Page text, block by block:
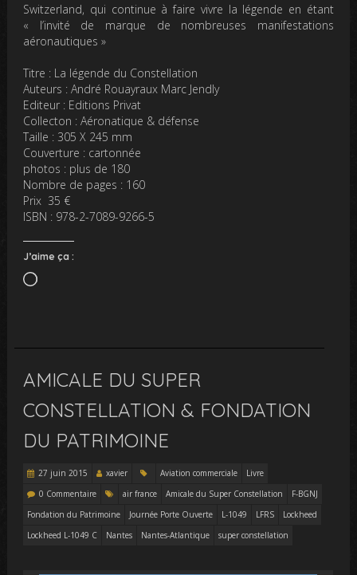
Switzerland, qui continue à faire vivre la légende en étant
« l’invité de marque de nombreuses manifestations
aéronautiques »
Titre : La légende du Constellation
Auteurs : André Rouayraux Marc Jendly
Editeur : Editions Privat
Collecton : Aéronatique & défense
Taille : 305 X 245 mm
Couverture : cartonnée
photos : plus de 180
Nombre de pages : 160
Prix 35 €
ISBN : 978-2-7089-9266-5
J’aime ça :
Chargement…
AMICALE DU SUPER
CONSTELLATION & FONDATION
DU PATRIMOINE
27 juin 2015 xavier Aviation commerciale
Livre
0 Commentaire
air france Amicale du Super Constellation
F-BGNJ
Fondation du Patrimoine
Journée Porte Ouverte L-1049 LFRS
Lockheed
Lockheed L-1049 C
Nantes Nantes-Atlantique super constellation